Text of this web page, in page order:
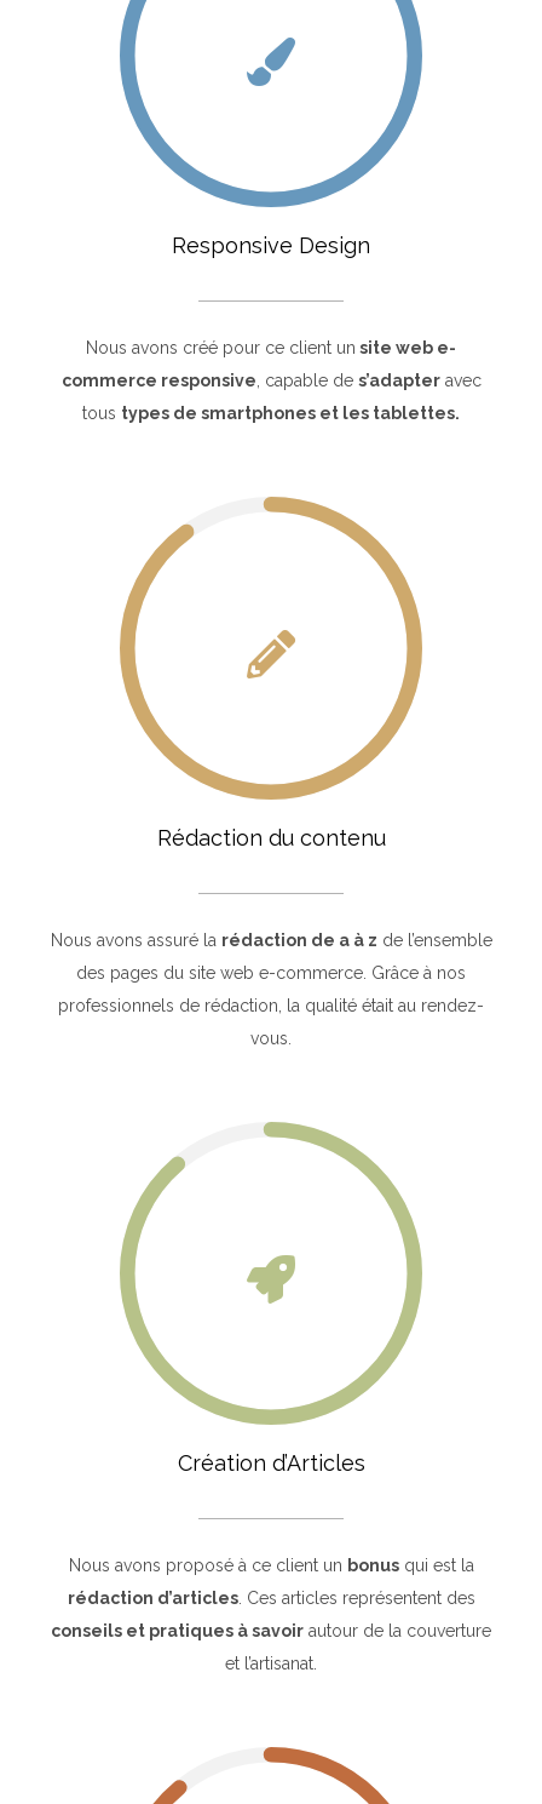
Responsive Design
Nous avons créé pour ce client un site web e-
commerce responsive , capable de s’adapteravec
tous types de smartphones et les tablettes.
Rédaction du contenu
Nous avons assuré la rédaction de a à z de l’ensemble
des pages du site web e-commerce. Grâce à nos
professionnels de rédaction, la qualité était au rendez-
vous.
Création d’Articles
Nous avons proposé à ce client un bonusqui est la
rédaction d’articles. Ces articles représentent des
conseils et pratiques à savoir autour de la couverture
et l’artisanat.